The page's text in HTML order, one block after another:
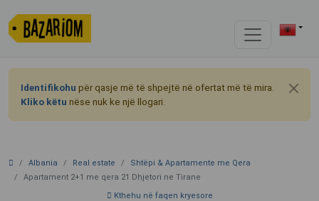
Identifikohu për qasje më të shpejtë në ofertat më të mira.
Kliko këtu nëse nuk ke një llogari.
Albania Real estate
Shtëpi & Apartamente me Qera
Apartament 2+1 me qera 21 Dhjetori ne Tirane
Kthehu në faqen kryesore